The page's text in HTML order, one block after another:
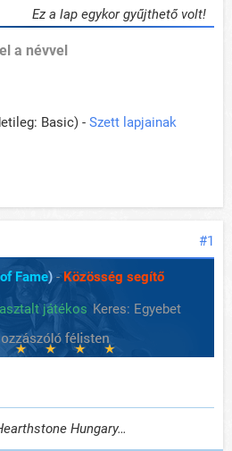
Ez a lap egykor gyűjthető volt!
a névvel
Basic) - Szett lapjainak
#1
Fame) -Közösség segítő
játékos Keres: Egyebet
Hungary…